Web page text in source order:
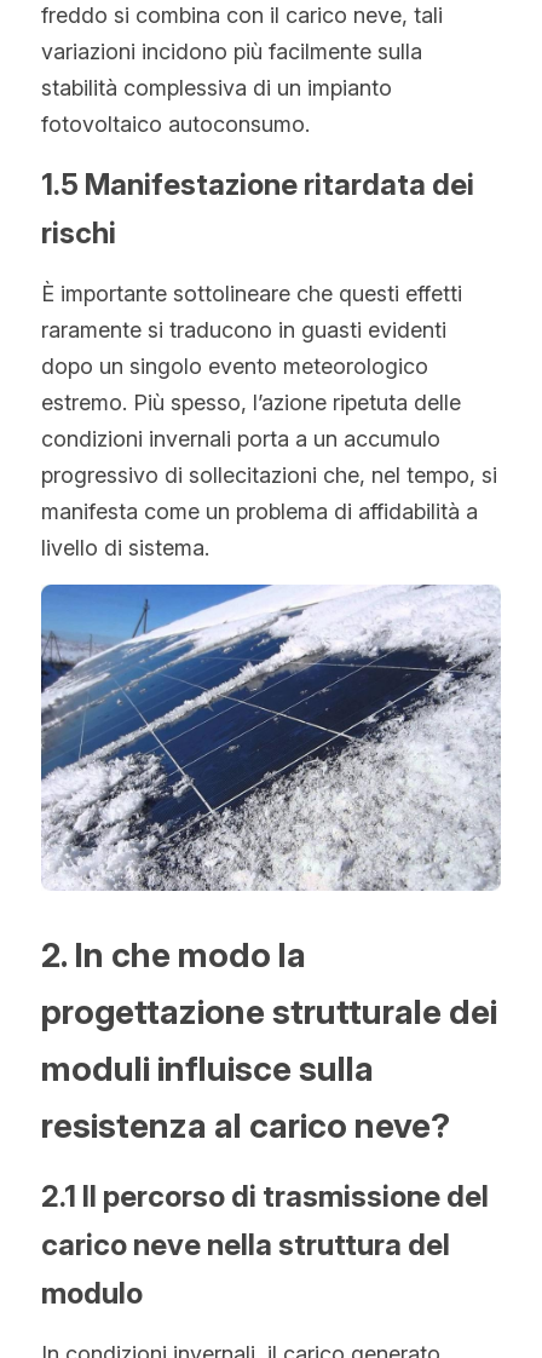
freddo si combina con il carico neve, tali
variazioni incidono più facilmente sulla
stabilità complessiva di un impianto
fotovoltaico autoconsumo.
1.5 Manifestazione ritardata dei
rischi
È importante sottolineare che questi effetti
raramente si traducono in guasti evidenti
dopo un singolo evento meteorologico
estremo. Più spesso, l’azione ripetuta delle
condizioni invernali porta a un accumulo
progressivo di sollecitazioni che, nel tempo, si
manifesta come un problema di affidabilità a
livello di sistema.
2. In che modo la
progettazione strutturale dei
moduli influisce sulla
resistenza al carico neve?
2.1 Il percorso di trasmissione del
carico neve nella struttura del
modulo